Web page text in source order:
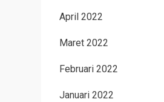
April 2022
Maret 2022
Februari 2022
Januari 2022